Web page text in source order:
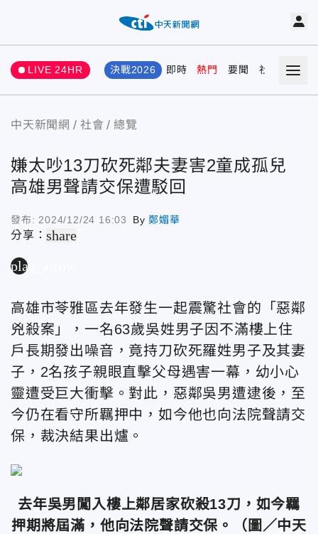
LIVE 24HR 決戰2026 即時 熱門 要聞 社會 娛樂
中天新聞網 社會 總覽
嫌太吵13刀砍死鄰夫妻害2童成孤兒
高雄男聲請交保遭駁回
發布: 2024/12/24 16:03 By鄭媚華
分享：share
play_arrow
高雄市苓雅區去年發生一起震驚社會的「惡鄰
兇殺案」，一名63歲吳姓男子因不滿樓上住
戶長期發出噪音，竟持刀砍死羅姓男子及其妻
子，2名孩子親眼直擊父母遇害一幕，幼小心
靈遭受巨大衝擊。對此，惡鄰吳男遭逮後，至
今仍在看守所羈押中，如今他也向法院聲請交
保，裁決結果出爐。
去年吳男闖入樓上鄰居家砍殺13刀，如今羈
押期將屆滿，他向法院聲請交保。（圖／中天